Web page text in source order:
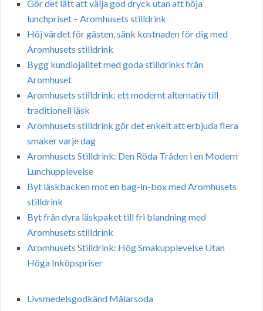
Gör det lätt att välja god dryck utan att höja
lunchpriset – Aromhusets stilldrink
Höj värdet för gästen, sänk kostnaden för dig med
Aromhusets stilldrink
Bygg kundlojalitet med goda stilldrinks från
Aromhuset
Aromhusets stilldrink: ett modernt alternativ till
traditionell läsk
Aromhusets stilldrink gör det enkelt att erbjuda flera
smaker varje dag
Aromhusets Stilldrink: Den Röda Tråden i en Modern
Lunchupplevelse
Byt läskbacken mot en bag-in-box med Aromhusets
stilldrink
Byt från dyra läskpaket till fri blandning med
Aromhusets stilldrink
Aromhusets Stilldrink: Hög Smakupplevelse Utan
Höga Inköpspriser
Livsmedelsgodkänd Målarsoda